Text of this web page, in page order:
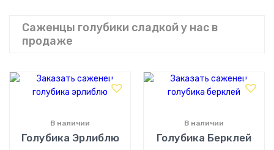
Саженцы голубики сладкой у нас в
продаже
Голубика Эрлиблю
В наличии
Голубика Берклей
В наличии